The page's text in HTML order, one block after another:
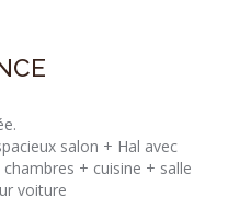
salon + Hal avec
+ cuisine + salle
voiture